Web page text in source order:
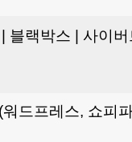
랙박스 | 사이
드프레스, 쇼피